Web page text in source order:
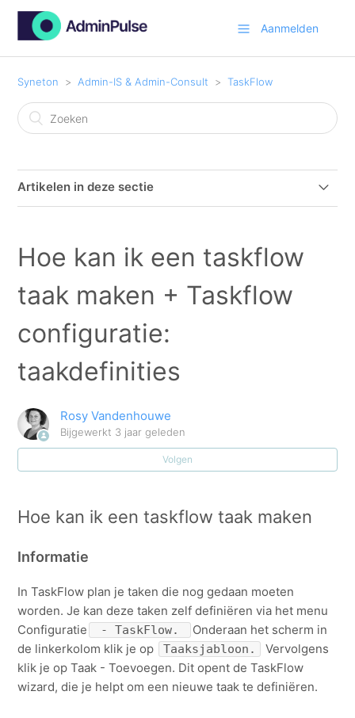
Aanmelden
Syneton Admin-IS & Admin-Consult TaskFlow
Artikelen in deze sectie
TaskFlow inleiding
TaskFlow taken koppelen aan klanten of projecten
Voorbeelden ontvangstbewijzen.
E-ID: hoe kan ik nagaan aan welke klanten deze taak
reeds gelinkt is?
Hoe kan ik een taskflow taak maken + Taskflow
Taken automatisch afvinken en automatisch inlezen
taskflow?
Hoe kan ik een TaskFlow taak 'personaliseren' voor
bepaalde klanten/projecten?
Hoe kan ik een taskflow
taak maken + Taskflow
configuratie:
taakdefinities
Rosy Vandenhouwe
Bijgewerkt 3 jaar geleden
Volgen
Hoe kan ik een taskflow taak maken
Informatie
In TaskFlow plan je taken die nog gedaan moeten
worden. Je kan deze taken zelf definiëren via het menu
Configuratie
- TaskFlow.
Onderaan het scherm in
de linkerkolom klik je op
Taaksjabloon.
Vervolgens
klik je op Taak - Toevoegen. Dit opent de TaskFlow
wizard, die je helpt om een nieuwe taak te definiëren.